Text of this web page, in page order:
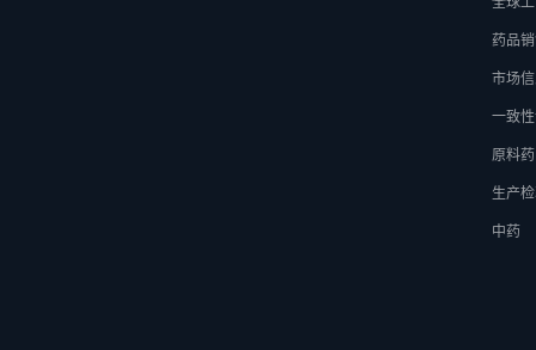
药品
市场
一致
原料药
生产
中药